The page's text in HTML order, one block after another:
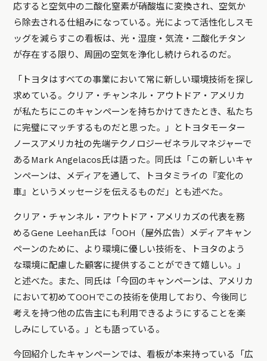
応すると空気中の二酸化窒素が硝酸塩に変換され、空気か
ら除去される仕組みになっている。光によって活性化しスモ
ッグを減らすこの看板は、光・湿度・気流・二酸化チタン
が存在する限り、周囲の空気を浄化し続けられるのだ。
「トヨタはすべての事業において常に新しい環境技術を探し
求めている。クリア・チャンネル・アウトドア・アメリカ
が私たちにこのキャンペーンを持ちかけてきたとき、私たち
に完璧にマッチするものだと思った。」とトヨタモーター
ノースアメリカ社の先端テクノロジーゼネラルマネジャーで
あるMark Angelacos氏は語った。同氏は「この新しいキャ
ンペーンは、メディアを通して、トヨタミライの『変化の
車』というメッセージを伝えるものだ」とも述べた。
クリア・チャンネル・アウトドア・アメリカズの代表を務
めるGene Leehan氏は「OOH（屋外広告）メディアキャン
ペーンのために、より環境に優しい技術を、トヨタのよう
な環境に配慮した顧客に提供することができて嬉しい。」
と述べた。また、同氏は「今回のキャンペーンは、アメリカ
において初めてOOHでこの技術を使用しており、今後同じ
考えを持つ他の広告主にも利用できるようにすることを楽
しみにしている。」とも語っている。
今回紹介したキャンペーンでは、看板が本来持っている「広